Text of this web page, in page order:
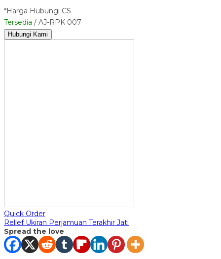
*Harga Hubungi CS
Tersedia / AJ-RPK 007
Hubungi Kami
Quick Order
Relief Ukiran Perjamuan Terakhir Jati
Spread the love